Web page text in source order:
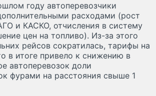
году автоперевозчики
расходами (рост
и КАСКО, отчисления в систему
цен на топливо). Из-за этого
рейсов сократилась, тарифы на
в итоге привело к снижению в
автоперевозок доли
фурами на расстояния свыше 1